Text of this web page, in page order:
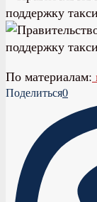
По материалам:
Поделиться0